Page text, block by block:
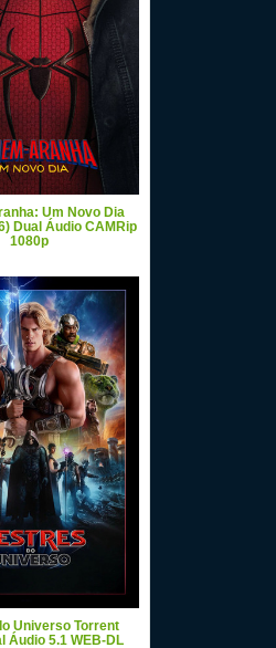
Um Novo Dia
Dual Áudio CAMRip
1080p
Universo Torrent
Áudio 5.1 WEB-DL